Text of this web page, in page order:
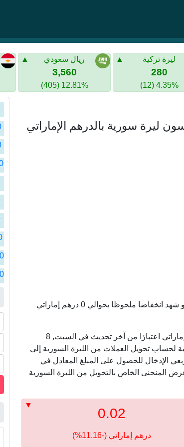
ليرة تركية
280
4.35% (12)
ريال سعودي
3,560
12.81% (405)
سعر الليرة السورية مقابل الدرهم الإماراتي سجل 0 درهم إماراتي و شهد انخفاضا ملحوظا بحوالي 0 درهم إماراتي
في ما يلي ، نعرض أسعار التحويل من الليرة السورية إلى الدرهم الإماراتي اعتبارًا من آخر تحديث في السبت, 8
التالية لحساب تحويل العملات من الليرة السورية إلى
الإدخال للحصول على المبلغ المعادل في
المنحنى الخاص بالتحويل من الليرة السورية
0.02
درهم إماراتي (-11.16%)